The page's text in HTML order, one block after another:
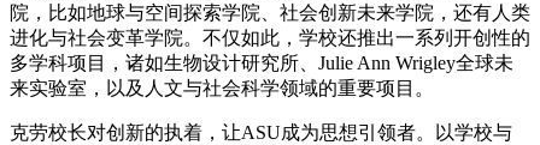
院，比如地球与空间探索学院、社会创新未来学院，还有人类
进化与社会变革学院。不仅如此，学校还推出一系列开创性的
多学科项目，诸如生物设计研究所、Julie Ann Wrigley全球未
来实验室，以及人文与社会科学领域的重要项目。
克劳校长对创新的执着，让ASU成为思想引领者。以学校与